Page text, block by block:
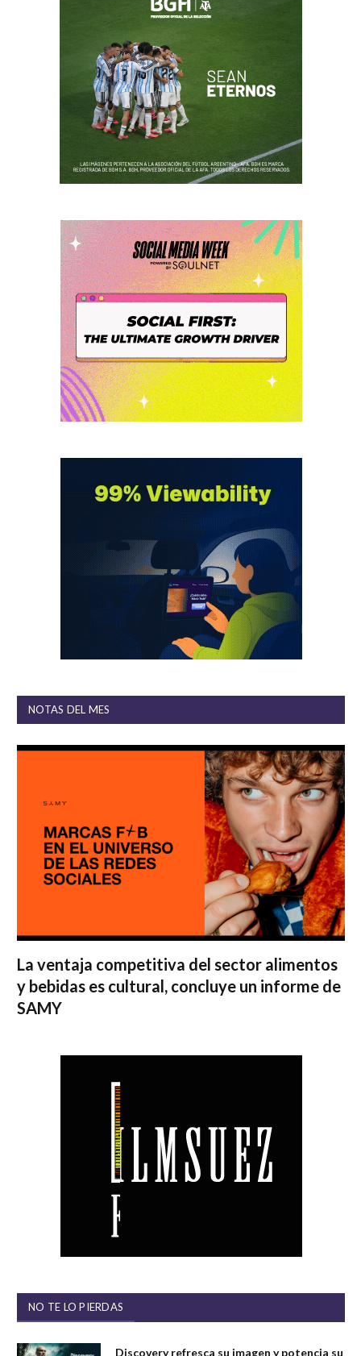
NOTAS DEL MES
La ventaja competitiva del sector alimentos
y bebidas es cultural, concluye un informe de
SAMY
NO TE LO PIERDAS
Discovery refresca su imagen y potencia su